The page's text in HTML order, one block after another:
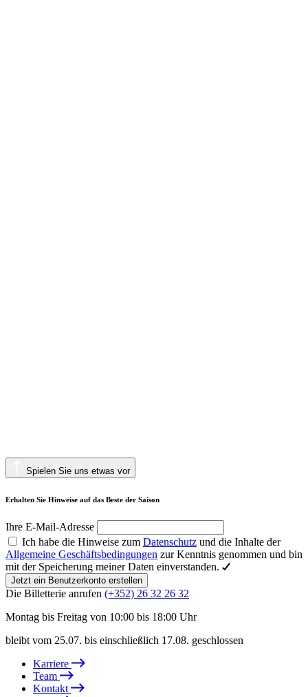
Spielen Sie uns etwas vor
Erhalten Sie Hinweise auf das Beste der Saison
Ihre E-Mail-Adresse
Ich habe die Hinweise zum Datenschutz und die Inhalte der
Allgemeine Geschäftsbedingungen zur Kenntnis genommen und bin
mit der Speicherung meiner Daten einverstanden.
Jetzt ein Benutzerkonto erstellen
Die Billetterie anrufen (+352) 26 32 26 32
Montag bis Freitag von 10:00 bis 18:00 Uhr
bleibt vom 25.07. bis einschließlich 17.08. geschlossen
Karriere
Team
Kontakt